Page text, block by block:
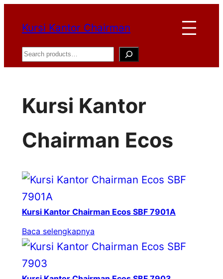
konten
Kursi Kantor Chairman
Search
Kursi Kantor
Chairman Ecos
Kursi Kantor Chairman Ecos SBF 7901A
Baca selengkapnya